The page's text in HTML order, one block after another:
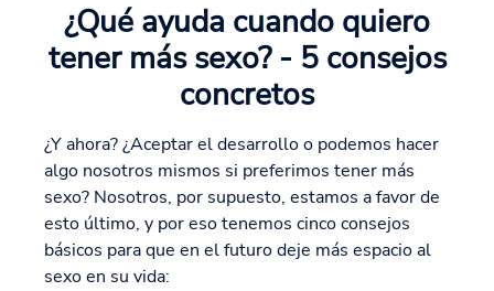
¿Qué ayuda cuando quiero
tener más sexo? - 5 consejos
concretos
¿Y ahora? ¿Aceptar el desarrollo o podemos hacer
algo nosotros mismos si preferimos tener más
sexo? Nosotros, por supuesto, estamos a favor de
esto último, y por eso tenemos cinco consejos
básicos para que en el futuro deje más espacio al
sexo en su vida: